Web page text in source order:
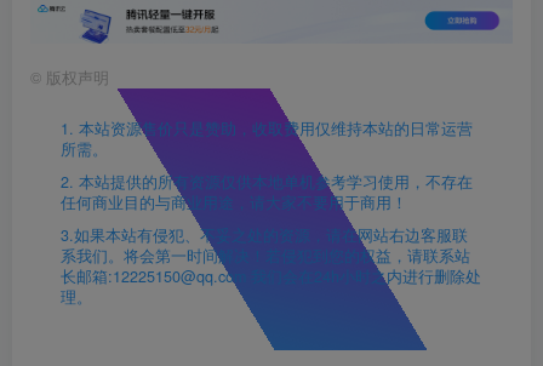
© 版权声明
1. 本站资源售价只是赞助，收取费用仅维持本站的日常运营
所需。
2. 本站提供的所有资源仅供本地单机参考学习使用，不存在
任何商业目的与商业用途，请大家不要用于商用！
3.如果本站有侵犯、不妥之处的资源，请在网站右边客服联
系我们。将会第一时间解决！若侵犯到您的权益，请联系站
长邮箱:12225150@qq.com 我们会在24h小时之内进行删除处
理。